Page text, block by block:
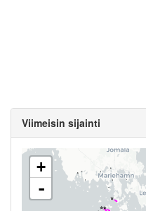
Viimeisin sijainti
+
-